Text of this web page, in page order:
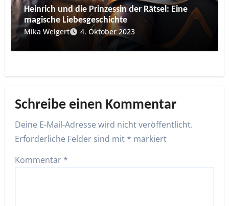
Heinrich und die Prinzessin der Rätsel: Eine
magische Liebesgeschichte
Mika Weigert
4. Oktober 2023
Schreibe einen Kommentar
Deine E-Mail-Adresse wird nicht veröffentlicht.
Erforderliche Felder sind mit * markiert
Kommentar *